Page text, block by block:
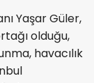
Yaşar Güler,
olduğu,
havacılık